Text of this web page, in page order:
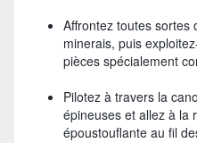
Affrontez toutes sortes
minerais, puis
pièces spécialement
Pilotez à travers la
épineuses et allez à la
époustouflante au fil